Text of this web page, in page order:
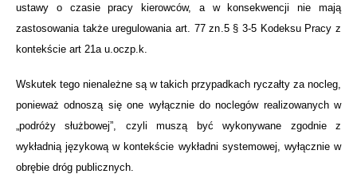
ustawy o czasie pracy kierowców, a w konsekwencji nie mają
zastosowania także uregulowania art. 77 zn.5 § 3-5 Kodeksu Pracy z
kontekście art 21a u.oczp.k.
Wskutek tego nienależne są w takich przypadkach ryczałty za nocleg,
ponieważ odnoszą się one wyłącznie do noclegów realizowanych w
„podróży służbowej”, czyli muszą być wykonywane zgodnie z
wykładnią językową w kontekście wykładni systemowej, wyłącznie w
obrębie dróg publicznych.